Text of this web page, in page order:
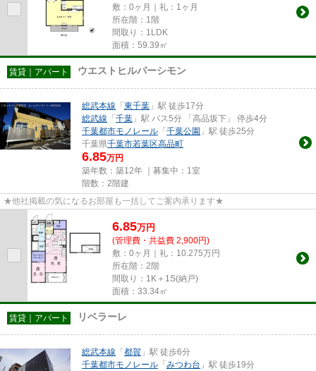
敷：0ヶ月｜礼：1ヶ月
所在階：1階
間取り：1LDK
面積：59.39㎡
賃貸｜アパート ウエストヒルパーシモン
総武本線 「 東千葉 」駅 徒歩17分
総武線 「 千葉 」駅 バス5分 「高品坂下」 停歩4分
千葉都市モノレール 「 千葉公園 」駅 徒歩25分
千葉県千葉市若葉区高品町
6.85万円
築年数：築12年 ｜募集中： 1室
階数：2階建
★他社掲載の気になるお部屋も一括してご案内承ります★
6.85万円
(管理費・共益費 2,900円)
敷：0ヶ月｜礼：10.275万円
所在階：2階
間取り：1K＋1S(納戸)
面積：33.34㎡
賃貸｜アパート リベラーレ
総武本線 「 都賀 」駅 徒歩6分
千葉都市モノレール 「 みつわ台 」駅 徒歩19分